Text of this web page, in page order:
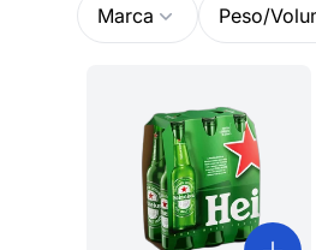
Marca Peso/